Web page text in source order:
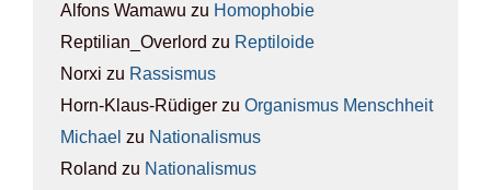
Alfons Wamawu zu Homo­pho­bie
Reptilian_Overlord zu Rep­ti­lo­ide
Norxi zu Ras­sis­mus
Horn-Klaus-Rüdiger zu Orga­nis­mus Mensch­heit
Michael zu Natio­na­lis­mus
Roland zu Natio­na­lis­mus